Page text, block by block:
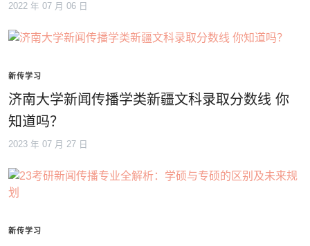
2022 年 07 月 06 日
新传学习
济南大学新闻传播学类新疆文科录取分数线 你
知道吗？
2023 年 07 月 27 日
新传学习